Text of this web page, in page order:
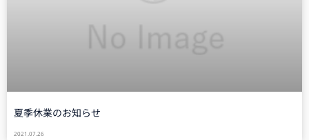
夏季休業のお知らせ
2021.07.26